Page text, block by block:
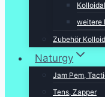
weitere
Zubehör
Naturgy
Jam Pem,
Tens, Zapper